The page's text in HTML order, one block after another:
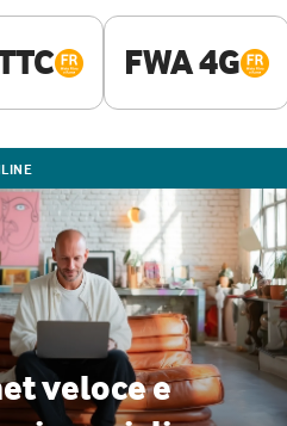
FWA 4G
veloce e